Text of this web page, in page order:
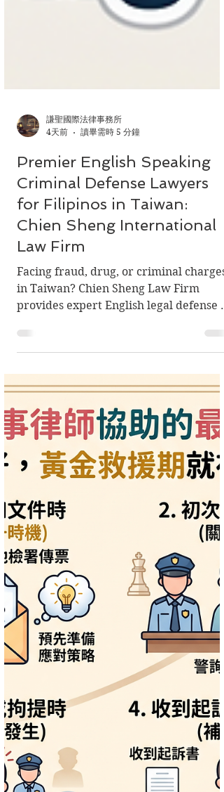
謙聖國際法律事務所
4天前
讀畢需時 5 分鐘
Premier English Speaking
Criminal Defense Lawyers
Chien Sheng International
Law Firm
Facing fraud, drug, or criminal charges
Taipei, Taoyuan, and Kaohsiung. Over
6,000 cases handled. Contact us now!